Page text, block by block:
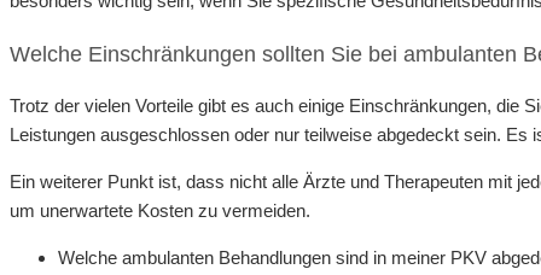
Welche Einschränkungen sollten Sie bei ambulanten
Trotz der vielen Vorteile gibt es auch einige Einschränkungen, die
Leistungen ausgeschlossen oder nur teilweise abgedeckt sein.
Ein weiterer Punkt ist, dass nicht alle Ärzte und Therapeuten mit
um unerwartete Kosten zu vermeiden.
Welche ambulanten Behandlungen sind in meiner PKV